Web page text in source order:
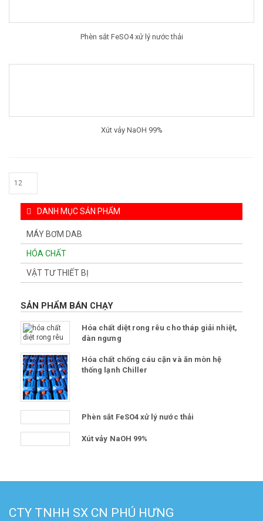
Phèn sắt FeSO4 xử lý nước thải
Xút vảy NaOH 99%
DANH MỤC SẢN PHẨM
MÁY BƠM DAB
HÓA CHẤT
VẬT TƯ THIẾT BỊ
SẢN PHẨM BÁN CHẠY
Hóa chất diệt rong rêu cho tháp giải nhiệt,
dàn ngưng
Hóa chất chống cáu cặn và ăn mòn hệ
thống lạnh Chiller
Phèn sắt FeSO4 xử lý nước thải
Xút vảy NaOH 99%
CTY TNHH SX CN PHÚ HƯNG